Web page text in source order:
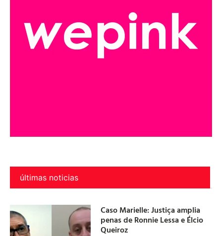
últimas noticias
Caso Marielle: Justiça amplia
penas de Ronnie Lessa e Élcio
Queiroz